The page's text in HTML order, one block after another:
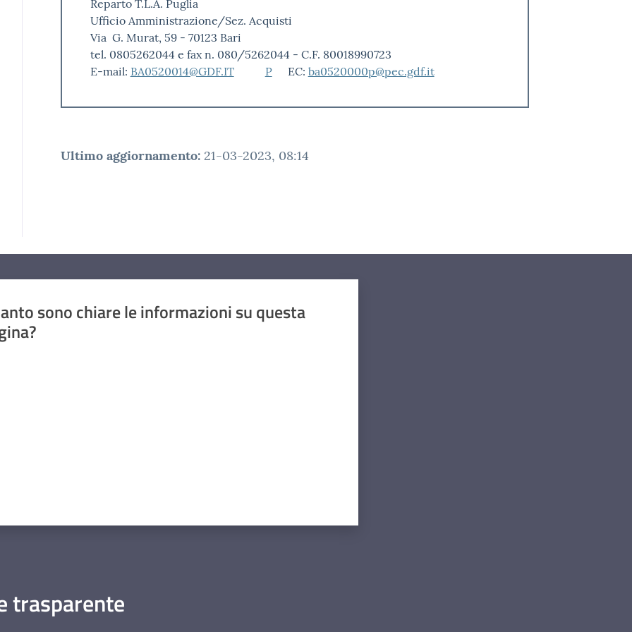
Reparto T.L.A. Puglia
Ufficio Amministrazione/Sez. Acquisti
Via G. Murat, 59 - 70123 Bari
tel. 0805262044 e fax n. 080/5262044 - C.F. 80018990723
E-mail: BA0520014@GDF.IT P EC: ba0520000p@pec.gdf.it
Ultimo aggiornamento: 21-03-2023, 08:14
sono chiare le informazioni su questa
trasparente